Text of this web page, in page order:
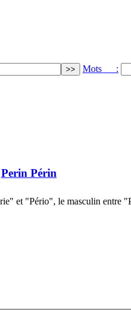
Mots :
Perin Périn
et "Pério", le masculin entre